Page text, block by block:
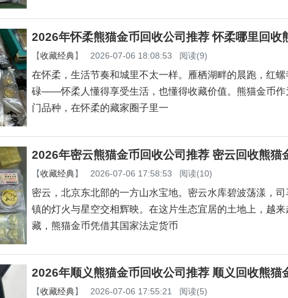
2026年怀柔熊猫金币回收公司推荐 怀柔哪里回收
【收藏经典】 2026-07-06 18:08:53 阅读(9)
在怀柔，生活节奏和城里不太一样。雁栖湖畔的晨跑，红
碌——怀柔人懂得享受生活，也懂得收藏价值。熊猫金币作
门品种，在怀柔的藏家圈子里一
2026年密云熊猫金币回收公司推荐 密云回收熊猫
【收藏经典】 2026-07-06 17:58:53 阅读(10)
密云，北京东北部的一方山水宝地。密云水库碧波荡漾，
镇的灯火与星空交相辉映。在这片生态宜居的土地上，越
藏，熊猫金币凭借其国家法定货币
2026年顺义熊猫金币回收公司推荐 顺义回收熊猫
【收藏经典】 2026-07-06 17:55:21 阅读(5)